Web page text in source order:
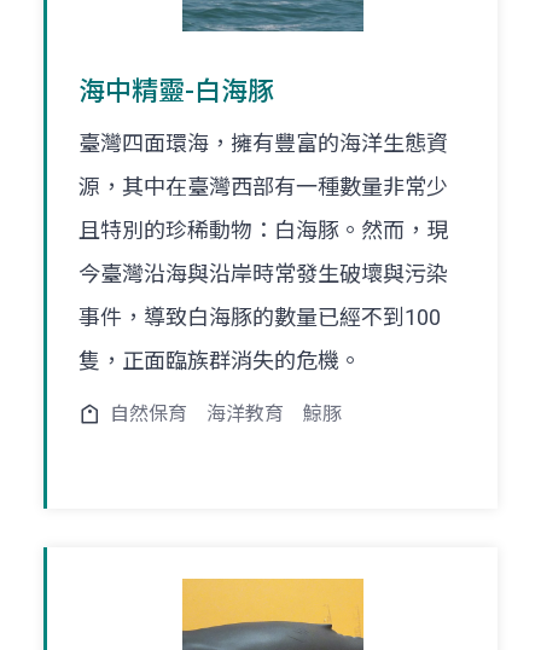
海中精靈-白海豚
臺灣四面環海，擁有豐富的海洋生態資
源，其中在臺灣西部有一種數量非常少
且特別的珍稀動物：白海豚。然而，現
今臺灣沿海與沿岸時常發生破壞與污染
事件，導致白海豚的數量已經不到100
隻，正面臨族群消失的危機。
自然保育 海洋教育 鯨豚